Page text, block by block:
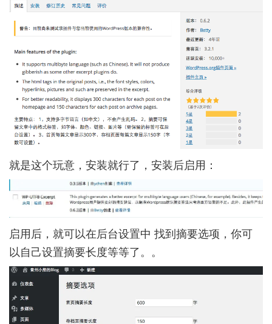
就是这个玩意，安装就行了，安装后启用：
启用后，就可以在后台设置中 找到摘要选项，你可
以自己设置摘要长度等等了。。